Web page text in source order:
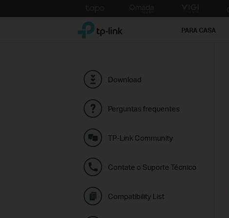
to
TP-Link, Reliably Smart PARA CASA
Download
Perguntas frequentes
TP-Link Community
Contate o Suporte Técnico
Compatibility List